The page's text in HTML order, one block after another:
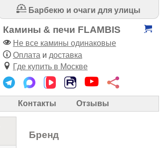
Барбекю и очаги для улицы
Камины & печи FLAMBIS
Не все камины одинаковые
Оплата и доставка
Где купить в Москве
Контакты Отзывы
Бренд